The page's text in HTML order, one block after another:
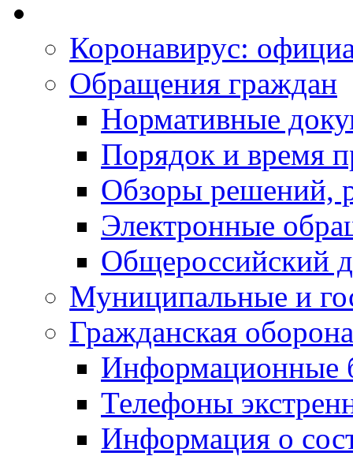
Коронавирус:
Обращения граждан
Нормативные
Порядок и время
Обзоры решений,
Электронные
Общероссийский
Муниципальные и
Гражданская
Информационные
Телефоны
Информация о